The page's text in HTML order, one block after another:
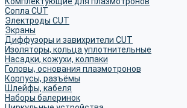
Сопла CUT
Электроды CUT
Экраны
Диффузоры и завихрители CUT
Изоляторы, кольца уплотнительные
Насадки, кожухи, колпаки
Головы, основания плазмотронов
Корпусы, разъёмы
Шлейфы, кабеля
Наборы балеринок